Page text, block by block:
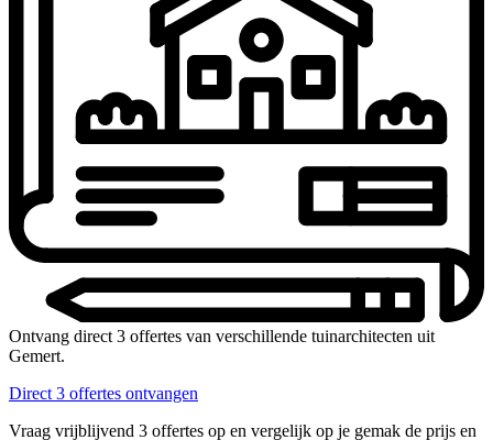
Ontvang direct 3 offertes van verschillende tuinarchitecten uit
Gemert.
Direct 3 offertes ontvangen
Vraag vrijblijvend 3 offertes op en vergelijk op je gemak de prijs en